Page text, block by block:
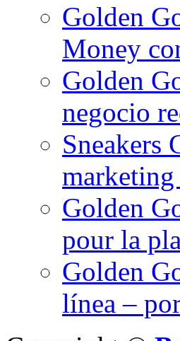
Golden
Money
Golden
negocio
Sneakers
Golden
pour la
Golden
línea –